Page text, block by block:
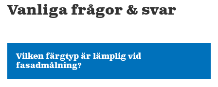
Vanliga frågor & svar
Vilken färgtyp är lämplig vid
fasadmålning?